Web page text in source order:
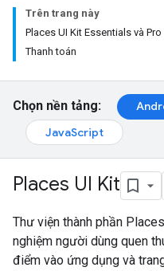
Trên trang này
Places UI Kit Essentials và Pro
Thanh toán
Chọn nền tảng:
JavaScript
Places UI Kit
Thư viện thành phần
nghiệm người dùng quen
điểm vào ứng dụng và